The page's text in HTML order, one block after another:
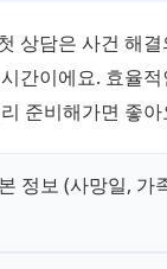
상담은 사건 해
간이에요. 효율
준비해가면 좋아
정보 (사망일, 가